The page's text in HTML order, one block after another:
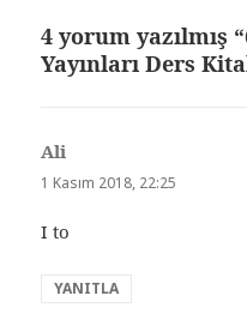
4 yorum yazılmış
Yayınları Ders
Ali
ki:
1 Kasım 2018, 22:25
I to
YANITLA